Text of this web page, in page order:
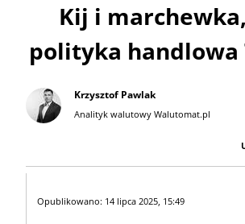
Kij i
polityka handlowa
Krzysztof Pawlak
Analityk walutowy Walutomat.pl
Opublikowano: 14 lipca 2025, 15:49